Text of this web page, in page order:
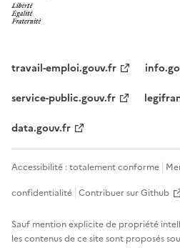
travail-emploi.gouv.fr
service-public.gouv.fr
data.gouv.fr
Accessibilité : totalement conforme
confidentialité Contribuer sur Github
Sauf mention explicite de propriété
les contenus de ce site sont proposés